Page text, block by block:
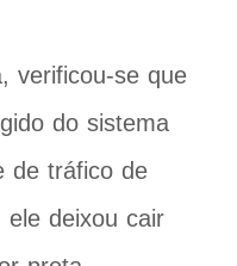
verificou-se que
do sistema
de tráfico de
deixou cair